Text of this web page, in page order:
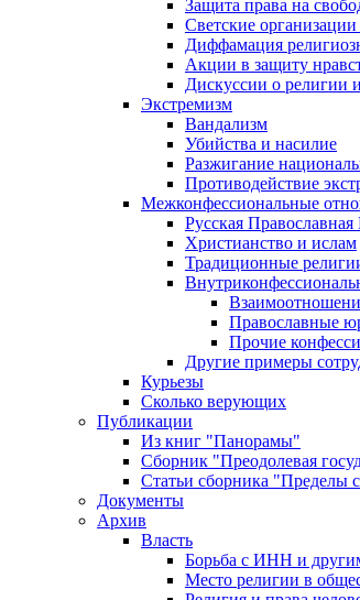
Защита права на
Светские
Диффамация
Акции в защиту
Дискуссии о религии
Экстремизм
Вандализм
Убийства и насилие
Разжигание
Противодействие
Межконфессиональные
Русская
Христианство и ислам
Традиционные
Православные
Прочие
Другие примеры
Курьезы
Сколько верующих
Публикации
Из книг "Панорамы"
Сборник "Преодолевая
Статьи сборника "Пределы
Документы
Архив
Власть
Борьба с ИНН и
Место религии в